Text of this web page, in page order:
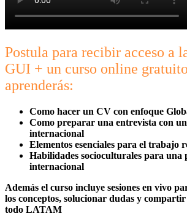
Postula para recibir acceso a
GUI + un curso online
aprenderás:
Como hacer un CV con enfoque
Como preparar una entrevista con
internacional
Elementos esenciales para el trabajo
Habilidades socioculturales para una
internacional
Además el curso incluye sesiones en vivo
los conceptos, solucionar dudas y
todo LATAM